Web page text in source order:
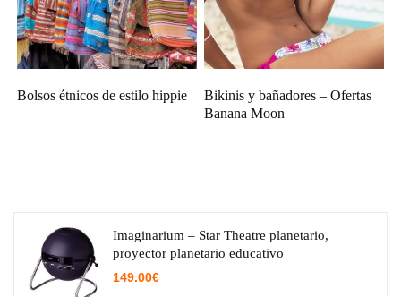
Bolsos étnicos de estilo hippie
Bikinis y bañadores – Ofertas
Banana Moon
Imaginarium – Star Theatre planetario,
proyector planetario educativo
149.00€